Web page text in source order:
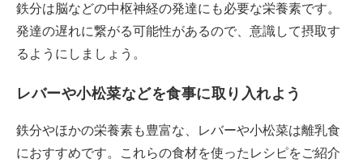
鉄分は脳などの中枢神経の発達にも必要な栄養素です。
発達の遅れに繋がる可能性があるので、意識して摂取す
るようにしましょう。
レバーや小松菜などを食事に取り入れよう
鉄分やほかの栄養素も豊富な、レバーや小松菜は離乳食
におすすめです。これらの食材を使ったレシピをご紹介